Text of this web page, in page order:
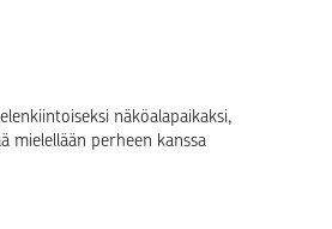
näköalapaikaksi,
mielellään perheen kanssa